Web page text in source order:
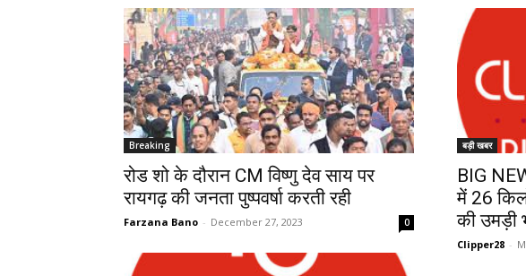
Breaking
रोड शो के दौरान CM विष्णु देव साय पर
रायगढ़ की जनता पुष्पवर्षा करती रही
Farzana Bano - December 27, 2023 0
बड़ी खबर
BIG
में 26
की उमड़ी
Clipper28 -